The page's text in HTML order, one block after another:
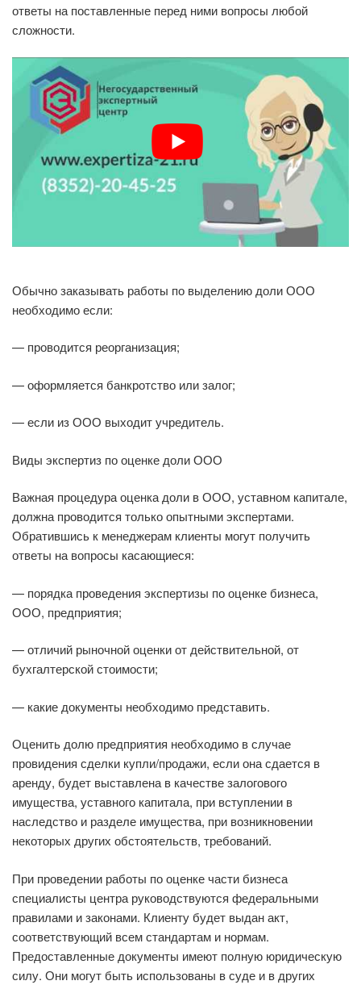
ответы на поставленные перед ними вопросы любой
сложности.
Обычно заказывать работы по выделению доли ООО
необходимо если:
— проводится реорганизация;
— оформляется банкротство или залог;
— если из ООО выходит учредитель.
Виды экспертиз по оценке доли ООО
Важная процедура оценка доли в ООО, уставном капитале,
должна проводится только опытными экспертами.
Обратившись к менеджерам клиенты могут получить
ответы на вопросы касающиеся:
— порядка проведения экспертизы по оценке бизнеса,
ООО, предприятия;
— отличий рыночной оценки от действительной, от
бухгалтерской стоимости;
— какие документы необходимо представить.
Оценить долю предприятия необходимо в случае
провидения сделки купли/продажи, если она сдается в
аренду, будет выставлена в качестве залогового
имущества, уставного капитала, при вступлении в
наследство и разделе имущества, при возникновении
некоторых других обстоятельств, требований.
При проведении работы по оценке части бизнеса
специалисты центра руководствуются федеральными
правилами и законами. Клиенту будет выдан акт,
соответствующий всем стандартам и нормам.
Предоставленные документы имеют полную юридическую
силу. Они могут быть использованы в суде и в других